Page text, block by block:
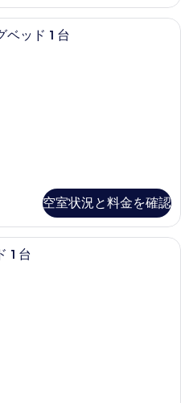
エグゼクティブ スイート キングベ
ベッド 1 台
空室状況と料金を確認
ミニバー、セーフティボックス (室
1 台